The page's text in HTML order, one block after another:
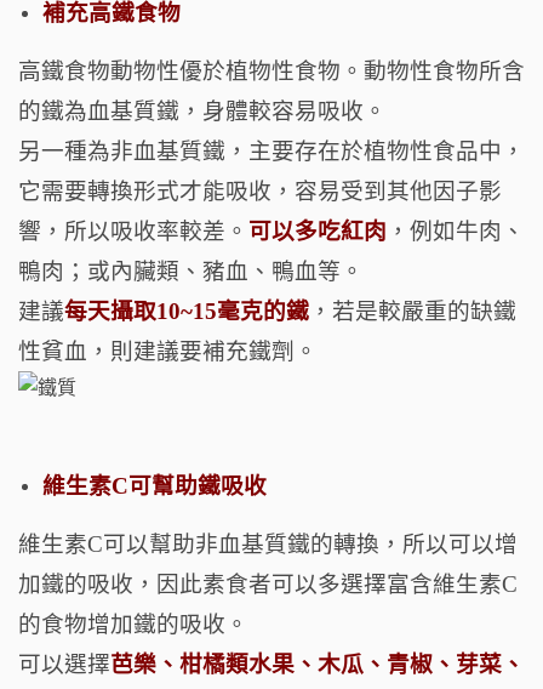
補充高鐵食物
高鐵食物動物性優於植物性食物。 動物性食物所含
的鐵為血基質鐵，身體較容易吸收。
另一種為非血基質鐵，主要存在於植物性食品中，
它需要轉換形式才能吸收，容易受到其他因子影
響，所以吸收率較差。 可以多吃紅肉 ，例如牛肉、
鴨肉；或內臟類、豬血、鴨血等。
建議每天攝取10~15毫克的鐵 ，若是較嚴重的缺鐵
性貧血，則建議要補充鐵劑。
維生素C可幫助鐵吸收
維生素C可以幫助非血基質鐵的轉換，所以可以增
加鐵的吸收，因此素食者可以多選擇富含維生素C
的食物增加鐵的吸收。
可以選擇芭樂、柑橘類水果、木瓜、青椒、芽菜、